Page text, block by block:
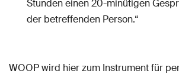
Stunden einen 20-minütigen
der betreffenden Person.“
WOOP wird hier zum Instrument für